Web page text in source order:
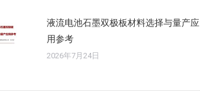
液流电池石墨双极板材料选择与量产应
用参考
2026年7月24日